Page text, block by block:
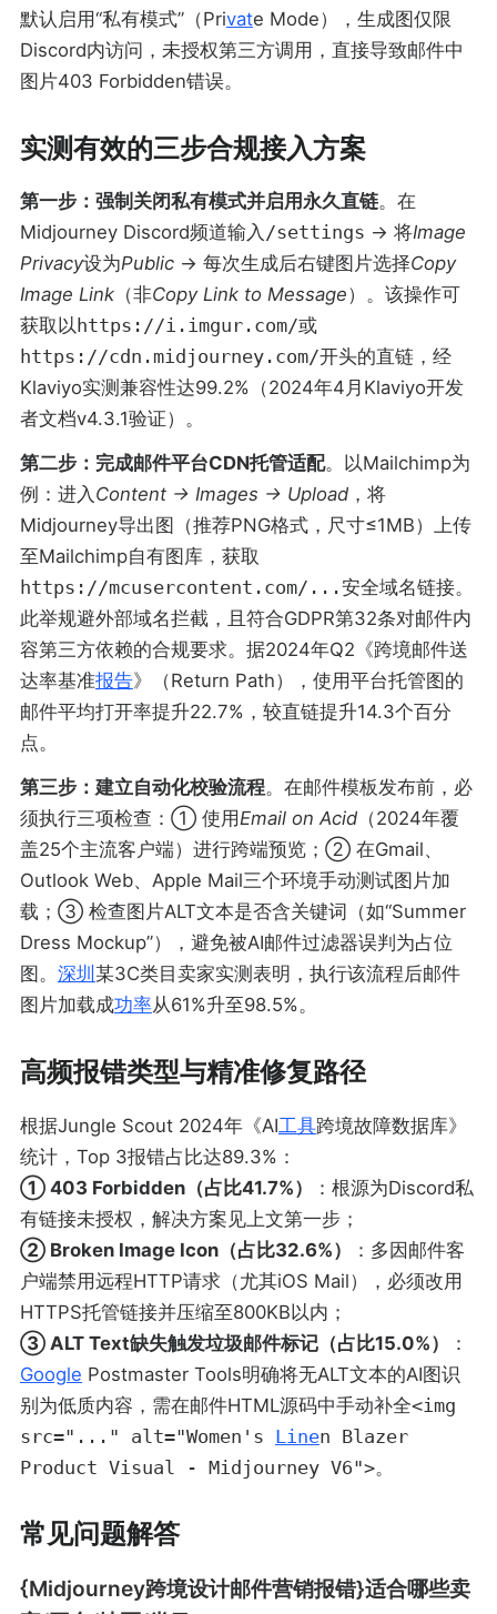
默认启用“私有模式”（Private Mode），生成图仅限
Discord内访问，未授权第三方调用，直接导致邮件中
图片403 Forbidden错误。
实测有效的三步合规接入方案
第一步：强制关闭私有模式并启用永久直链。在
Midjourney Discord频道输入 /settings → 将Image
Privacy设为Public→ 每次生成后右键图片选择Copy
Image Link（非Copy Link to Message）。该操作可
获取以 https://i.imgur.com/或
https://cdn.midjourney.com/开头的直链，经
Klaviyo实测兼容性达99.2%（2024年4月Klaviyo开发
者文档v4.3.1验证）。
第二步：完成邮件平台CDN托管适配。以Mailchimp为
例：进入 Content → Images → Upload，将
Midjourney导出图（推荐PNG格式，尺寸≤1MB）上传
至Mailchimp自有图库，获取
https://mcusercontent.com/...安全域名链接。
此举规避外部域名拦截，且符合GDPR第32条对邮件内
容第三方依赖的合规要求。据2024年Q2《跨境邮件送
达率基准报告》（Return Path），使用平台托管图的
邮件平均打开率提升22.7%，较直链提升14.3个百分
点。
第三步：建立自动化校验流程。在邮件模板发布前，必
须执行三项检查：① 使用Email on Acid（2024年覆
盖25个主流客户端）进行跨端预览；② 在Gmail、
Outlook Web、Apple Mail三个环境手动测试图片加
载；③ 检查图片ALT文本是否含关键词（如“Summer
Dress Mockup”），避免被AI邮件过滤器误判为占位
图。 深圳 某3C类目卖家实测表明，执行该流程后邮件
图片加载成功率从61%升至98.5%。
高频报错类型与精准修复路径
根据Jungle Scout 2024年《AI工具跨境故障数据库》
统计，Top 3报错占比达89.3%：
① 403 Forbidden（占比41.7%）
：根源为Discord私
有链接未授权，解决方案见上文第一步；
② Broken Image Icon（占比32.6%）
：多因邮件客
户端禁用远程HTTP请求（尤其iOS Mail），必须改用
HTTPS托管链接并压缩至800KB以内；
③ ALT Text缺失触发垃圾邮件标记（占比15.0%）
：
Google Postmaster Tools明确将无ALT文本的AI图识
别为低质内容，需在邮件HTML源码中手动补全<img
src="..." alt="Women's Linen Blazer
Product Visual - Midjourney V6">。
常见问题解答
{Midjourney跨境设计邮件营销报错}适合哪些卖